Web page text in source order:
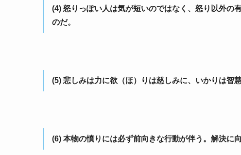
(4) 怒りっぽい人は気が短いのではなく、怒り以外の
のだ。
(5) 悲しみは力に欲（ほ）りは慈しみに、いかりは智
(6) 本物の憤りには必ず前向きな行動が伴う。解決に